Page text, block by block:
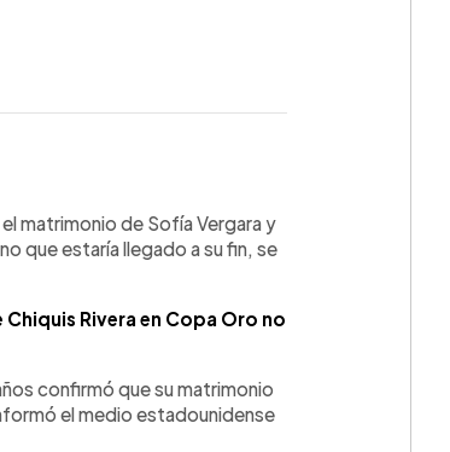
matrimonio de Sofía Vergara y
que estaría llegado a su fin, se
Rivera en Copa Oro no
confirmó que su matrimonio
el medio estadounidense